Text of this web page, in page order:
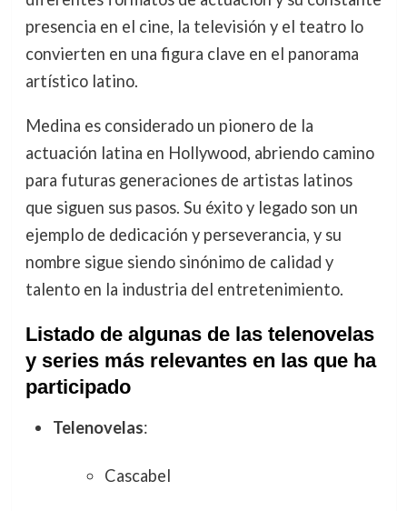
presencia en el cine, la televisión y el teatro lo
convierten en una figura clave en el panorama
artístico latino.
Medina es considerado un pionero de la
actuación latina en Hollywood, abriendo camino
para futuras generaciones de artistas latinos
que siguen sus pasos. Su éxito y legado son un
ejemplo de dedicación y perseverancia, y su
nombre sigue siendo sinónimo de calidad y
talento en la industria del entretenimiento.
Listado de algunas de las telenovelas
y series más relevantes en las que ha
participado
Telenovelas:
Cascabel